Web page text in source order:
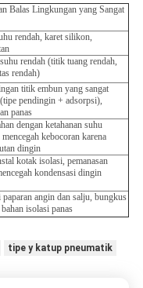
Balas Lingkungan yang Sangat
rendah, karet silikon,
rendah (titik tuang rendah,
rendah)
titik embun yang sangat
pendingin + adsorpsi),
panas
dengan ketahanan suhu
kebocoran karena
dingin
kotak isolasi, pemanasan
kondensasi dingin
angin dan salju, bungkus
isolasi panas
tipe y katup pneumatik